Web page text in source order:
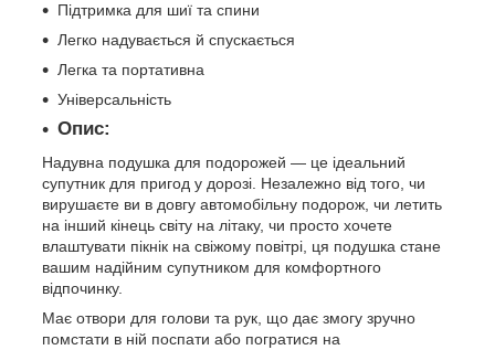
Підтримка для шиї та спини
Легко надувається й спускається
Легка та портативна
Універсальність
Опис:
Надувна подушка для подорожей — це ідеальний
супутник для пригод у дорозі. Незалежно від того, чи
вирушаєте ви в довгу автомобільну подорож, чи летить
на інший кінець світу на літаку, чи просто хочете
влаштувати пікнік на свіжому повітрі, ця подушка стане
вашим надійним супутником для комфортного
відпочинку.
Має отвори для голови та рук, що дає змогу зручно
помстати в ній поспати або погратися на